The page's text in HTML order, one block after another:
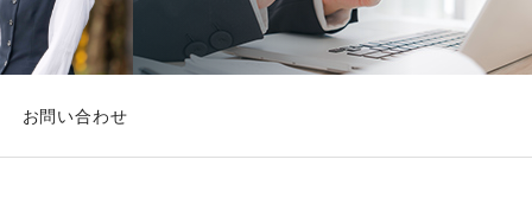
お問い合わせ